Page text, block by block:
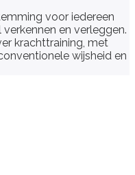
voor iedereen
en verleggen.
krachttraining, met
wijsheid en